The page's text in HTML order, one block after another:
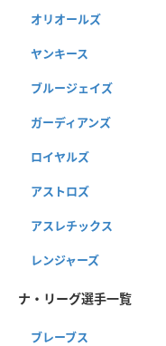
オリオールズ
ヤンキース
ブルージェイズ
ガーディアンズ
ロイヤルズ
アストロズ
アスレチックス
レンジャーズ
ナ・リーグ選手一覧
ブレーブス